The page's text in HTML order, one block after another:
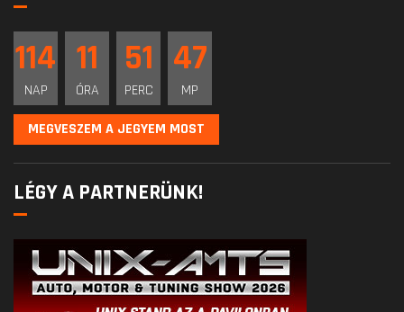
114
NAP
11
ÓRA
51
PERC
47
MP
MEGVESZEM A JEGYEM MOST
LÉGY A PARTNERÜNK!